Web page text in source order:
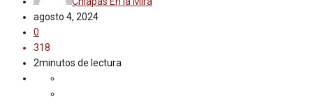
agosto 4, 2024
0
318
2minutos de lectura